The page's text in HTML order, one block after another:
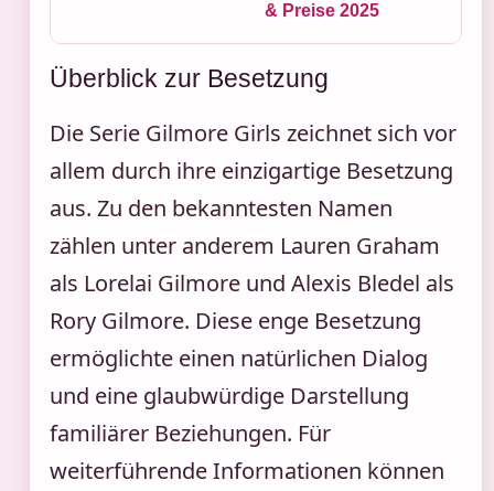
& Preise 2025
Überblick zur Besetzung
Die Serie Gilmore Girls zeichnet sich vor
allem durch ihre einzigartige Besetzung
aus. Zu den bekanntesten Namen
zählen unter anderem Lauren Graham
als Lorelai Gilmore und Alexis Bledel als
Rory Gilmore. Diese enge Besetzung
ermöglichte einen natürlichen Dialog
und eine glaubwürdige Darstellung
familiärer Beziehungen. Für
weiterführende Informationen können